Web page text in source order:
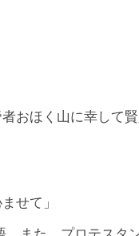
おほく山に幸して
せて」